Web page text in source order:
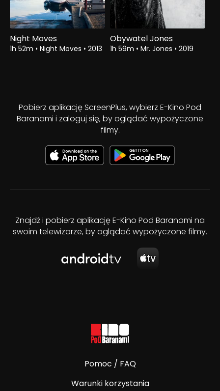
Night Moves
1h 52m • Night Moves • 2013
Obywatel Jones
1h 59m • Mr. Jones • 2019
Pobierz aplikację ScreenPlus, wybierz E-Kino Pod
Baranami i zaloguj się, by oglądać wypożyczone
filmy.
Znajdź i pobierz aplikację E-Kino Pod Baranami na
swoim telewizorze, by oglądać wypożyczone filmy.
Pomoc / FAQ
Warunki korzystania